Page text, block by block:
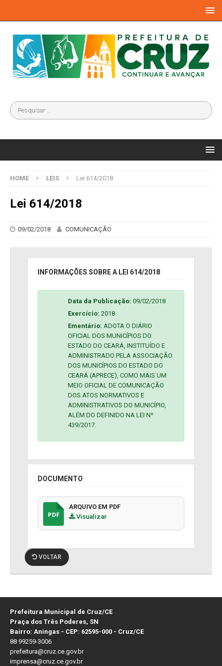
HOME LEIS Lei 614/2018
Lei 614/2018
09/02/2018 COMUNICAÇÃO
INFORMAÇÕES SOBRE A LEI 614/2018
Data da Publicação: 09/02/2018
Exercício: 2018
Ementário: ADOTA O DIÁRIO
OFICIAL DOS MUNICÍPIOS DO
ESTADO DO CEARÁ, INSTITUÍDO E
ADMINISTRADO PELA ASSOCIAÇÃO
DOS MUNICÍPIOS DO ESTADO DO
CEARÁ (APRECE), COMO MAIS UM
MEIO OFICIAL DE COMUNICAÇÃO
DOS ATOS NORMATIVOS E
ADMINISTRATIVOS DO MUNICÍPIO,
ALÉM DO DEFINIDO NA LEI Nº
439/2017.
DOCUMENTO
ARQUIVO EM PDF
Visualizar
VOLTAR
Prefeitura Municipal de Cruz/CE
Praça dos Três Poderes, SN
Bairro: Aningas - CEP: 62595-000 - Cruz/CE
88 99259-3006
prefeitura@cruz.ce.gov.br
imprensa@cruz.ce.gov.br